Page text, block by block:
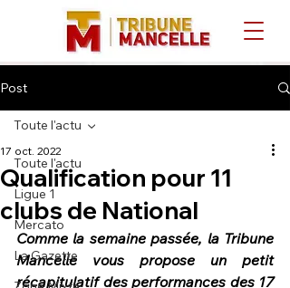
Post
Toute l'actu
Ligue 1
Mercato
La Gazette
Toute l'actu
Qualification pour 11
clubs de National
17 oct. 2022
Comme la semaine passée, la Tribune
Mancelle vous propose un petit
récapitulatif des performances des 17